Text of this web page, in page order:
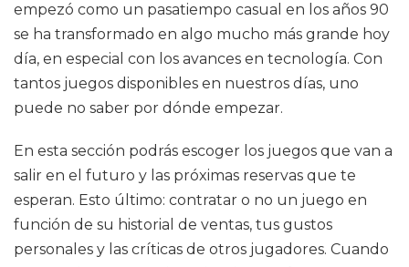
empezó como un pasatiempo casual en los años 90
se ha transformado en algo mucho más grande hoy
día, en especial con los avances en tecnología. Con
tantos juegos disponibles en nuestros días, uno
puede no saber por dónde empezar.
En esta sección podrás escoger los juegos que van a
salir en el futuro y las próximas reservas que te
esperan. Esto último: contratar o no un juego en
función de su historial de ventas, tus gustos
personales y las críticas de otros jugadores. Cuando